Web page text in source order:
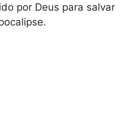
por Deus para salvar